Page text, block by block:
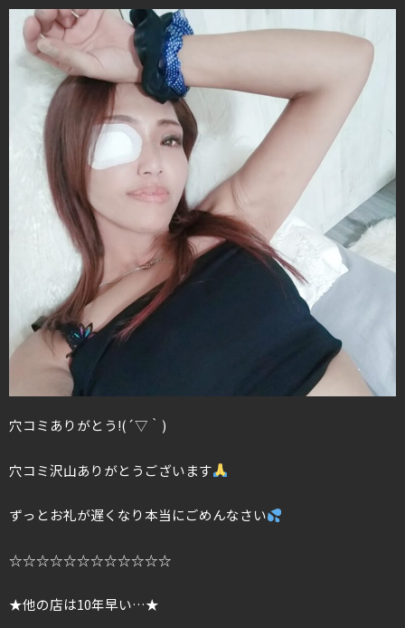
穴コミありがとう!(´▽｀)
穴コミ沢山ありがとうございます
ずっとお礼が遅くなり本当にごめんなさい
☆☆☆☆☆☆☆☆☆☆☆☆
★他の店は10年早い…★